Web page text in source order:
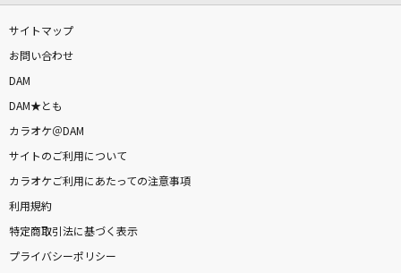
サイトマップ
お問い合わせ
DAM
DAM★とも
カラオケ＠DAM
サイトのご利用について
カラオケご利用にあたっての注意事項
利用規約
特定商取引法に基づく表示
プライバシーポリシー